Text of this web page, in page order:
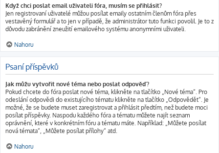
Když chci poslat email uživateli fóra, musím se přihlásit?
Jen registrovaní uživatelé můžou posílat emaily ostatním členům fóra přes
vestavěný formulář a to jen v případě, že administrátor tuto funkci povolil. Je to z
důvodu zabránění zneužití emailového systému anonymními uživateli.
Nahoru
Psaní příspěvků
Jak můžu vytvořit nové téma nebo poslat odpověď?
Pokud chcete do fóra poslat nové téma, klikněte na tlačítko „Nové téma“. Pro
odeslání odpovědi do existujícího tématu klikněte na tlačítko „Odpovědět“. Je
možné, že se budete muset zaregistrovat a přihlásit předtím, než budete moci
posílat příspěvky. Naspodu každého fóra a tématu můžete najít seznam
oprávnění, které v konkrétním fóru a tématu máte. Například: „Můžete posílat
nová témata“, „Můžete posílat přílohy“ atd.
Nahoru